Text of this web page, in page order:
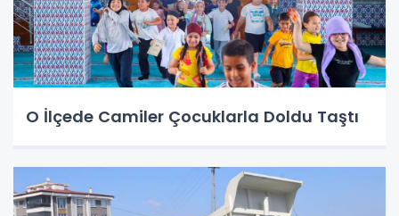
O İlçede Camiler Çocuklarla Doldu Taştı